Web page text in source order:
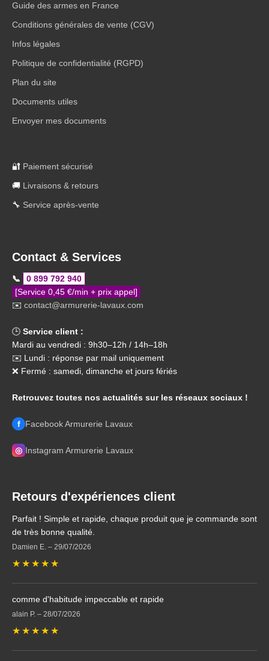
Guide des armes en France
Conditions générales de vente (CGV)
Infos légales
Politique de confidentialité (RGPD)
Plan du site
Documents utiles
Envoyer mes documents
🔐 Paiement sécurisé
🚚 Livraisons & retours
🔧 Service après-vente
Contact & Services
📞
0 899 792 940
[Service 0,45 €/min + prix appel]
✉️ contact@armurerie-lavaux.com
🕒 Service client :
Mardi au vendredi : 9h30–12h / 14h–18h
✉️ Lundi : réponse par mail uniquement
❌ Fermé : samedi, dimanche et jours fériés
Retrouvez toutes nos actualités sur les réseaux sociaux !
f Facebook Armurerie Lavaux
◎ Instagram Armurerie Lavaux
Retours d'expériences client
Parfait ! Simple et rapide, chaque produit que je commande sont
de très bonne qualité.
Damien E. – 29/07/2026
★ ★ ★ ★ ★
comme d'habitude impeccable et rapide
alain P. – 28/07/2026
★ ★ ★ ★ ★